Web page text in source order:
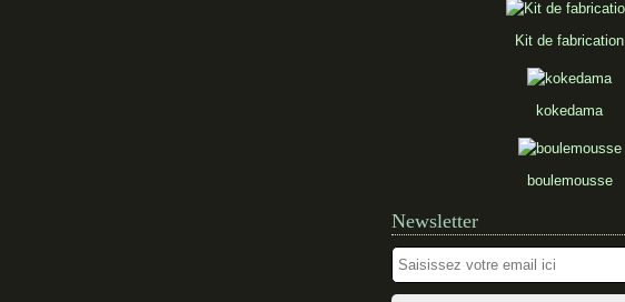
Kit de fabrication
kokedama
boulemousse
Newsletter